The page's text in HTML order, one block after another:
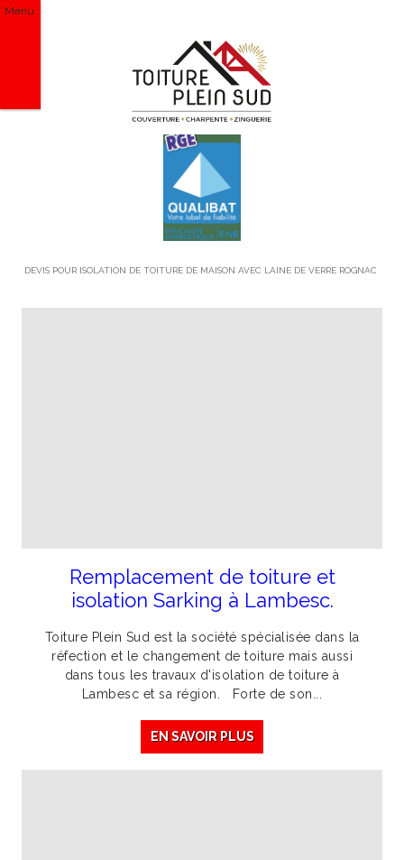
Menu
DEVIS POUR ISOLATION DE TOITURE DE MAISON AVEC LAINE DE VERRE ROGNAC
Remplacement de toiture et
isolation Sarking à Lambesc.
Toiture Plein Sud est la société spécialisée dans la
réfection et le changement de toiture mais aussi
dans tous les travaux d'isolation de toiture à
Lambesc et sa région. Forte de son...
EN SAVOIR PLUS